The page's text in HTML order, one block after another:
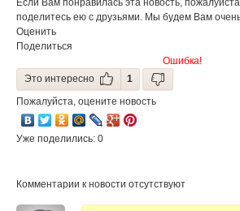
Если Вам понравилась эта новость,
поделитесь ею с друзьями. Мы будем Вам
Оценить
Поделиться
Ошибка!
Это интересно
1
Пожалуйста, оцените новость
Уже поделились: 0
Комментарии к новости отсутствуют